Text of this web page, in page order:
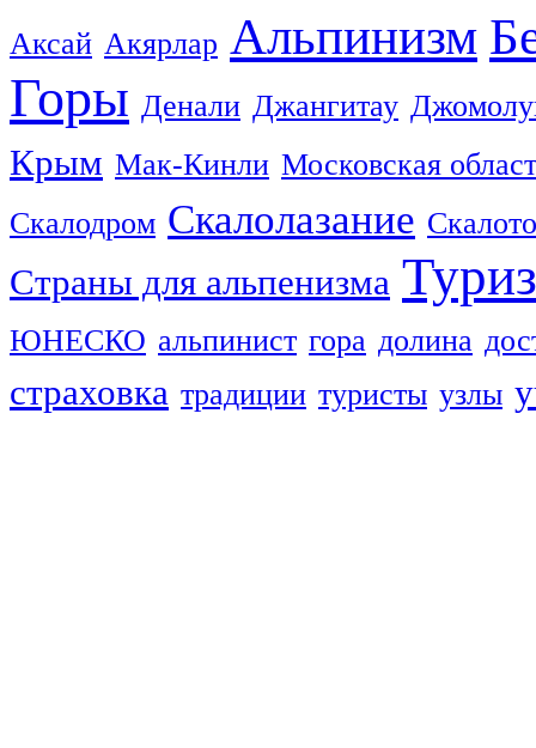
Аксай Акярлар Альпинизм
Горы Денали Джангитау
Крым Мак-Кинли Московская
Скалодром Скалолазание
Страны для альпенизма
ЮНЕСКО альпинист гора долина
страховка традиции туристы узлы